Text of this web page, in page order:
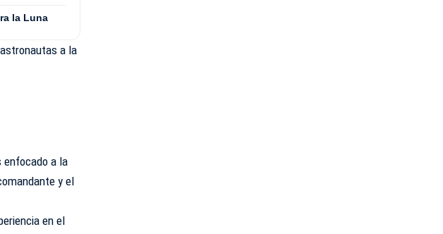
la Luna
a la
enfocado a la
y el
en el